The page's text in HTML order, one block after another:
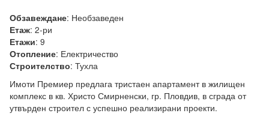
Обзавеждане: Необзаведен
Етаж: 2-ри
Етажи: 9
Отопление: Електричество
Строителство: Тухла
Имоти Премиер предлага тристаен апартамент в жилищен
комплекс в кв. Христо Смирненски, гр. Пловдив, в сграда от
утвърден строител с успешно реализирани проекти.